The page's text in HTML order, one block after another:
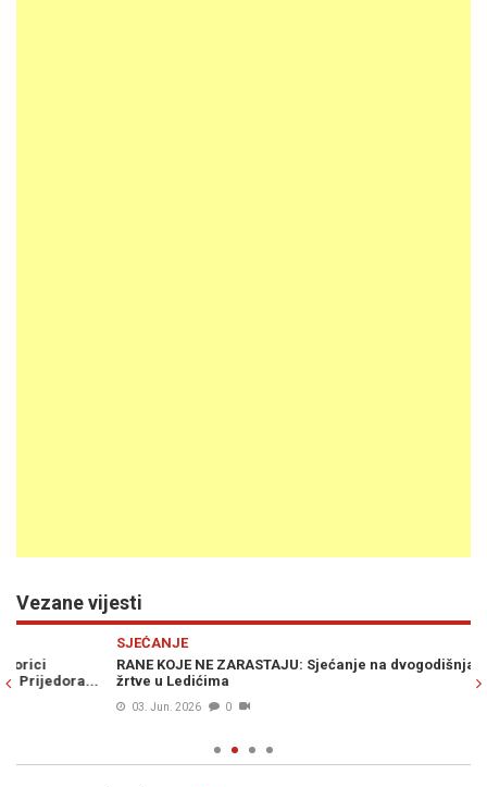
Vezane vijesti
RANE KOJE NE ZARASTAJU: Sjećanje na dvogodišnjaka i druge
žrtve u Ledićima